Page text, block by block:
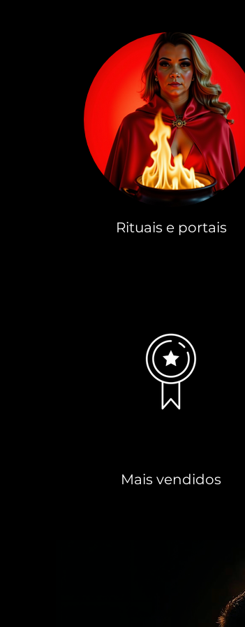
Rituais e portais
Mais vendidos